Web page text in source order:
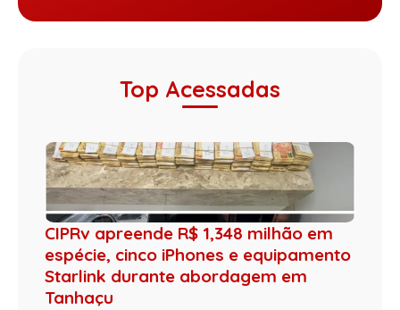
Top Acessadas
CIPRv apreende R$ 1,348 milhão em
espécie, cinco iPhones e equipamento
Starlink durante abordagem em
Tanhaçu